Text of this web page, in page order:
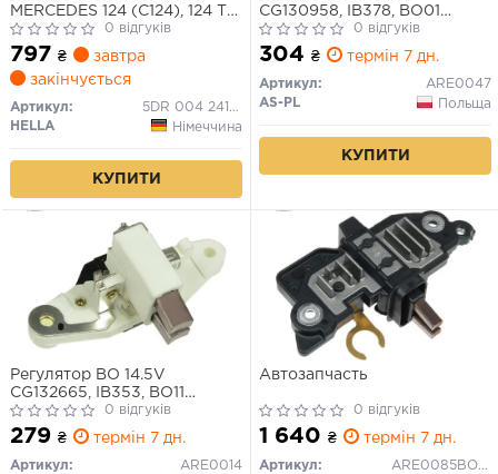
MERCEDES 124 (C124), 124 T-
MODEL (S124), 124 (W124),
190 (W201), E (W124) VOLVO
740 ABARTH RITMO ALFA
ROMEO 33, 75, 90, ALFETTA,
ARNA, GTV, SPIDER 0.9-5.0
08.73-
0 відгуків
797 ₴
завтра
закінчується
Артикул:
5DR 004 241-121
HELLA
Німеччина
КУПИТИ
CG130958, IB378, BO01
92052015,-016,-020
0 відгуків
304 ₴ термін 7 дн.
Артикул:
ARE0047
AS-PL
Польща
КУПИТИ
Регулятор BO 14.5V
CG132665, IB353, BO11
97311004,-005.06
0 відгуків
279 ₴ термін 7 дн.
Артикул:
ARE0014
Автозапчасть
0 відгуків
1 640 ₴ термін 7 дн.
Артикул:
ARE0085BOSCH